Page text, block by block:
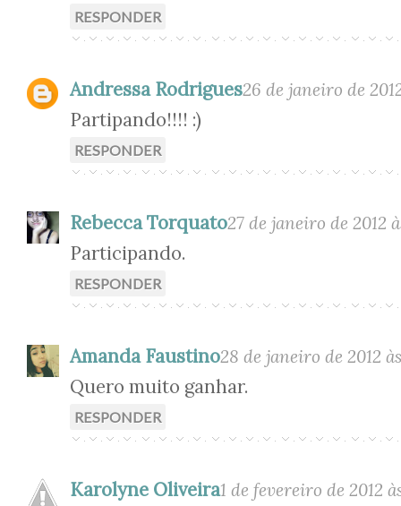
RESPONDER
Andressa Rodrigues26 de janeiro de
Partipando!!!! :)
RESPONDER
Rebecca Torquato27 de janeiro de 2012
Participando.
RESPONDER
Amanda Faustino28 de janeiro de 2012
Quero muito ganhar.
RESPONDER
Karolyne Oliveira1 de fevereiro de 2012